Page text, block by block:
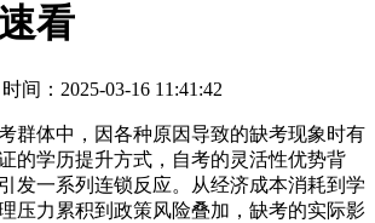
看
时间：2025-03-16 11:41:42
群体中，因各种原因导致的缺考现象时有
的学历提升方式，自考的灵活性优势背
发一系列连锁反应。从经济成本消耗到学
压力累积到政策风险叠加，缺考的实际影